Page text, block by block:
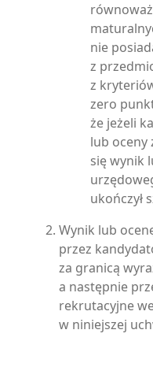
nie
z
z
zero
że jeżeli
lub oceny
się wynik
ukończył
Wynik lub
przez
za granicą
a następnie
rekrutacyjne
w niniejszej